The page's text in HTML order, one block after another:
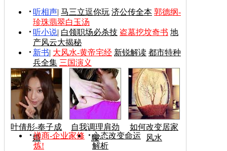
听相声| 马三立逗你玩 济公传全本 郭德纲-
珍珠翡翠白玉汤
听小说| 白领职场必杀技 盗墓挖坟奇书 地
产风云大揭秘
新书| 大风水-黄帝宅经 新锐解读 都市特种
兵全集 三国演义
叶倩彤-奉子成
婚
自我调理肩劲
腰
如何改变居家
风水
禅商-企业家修
炼!
心态改变命运
解析